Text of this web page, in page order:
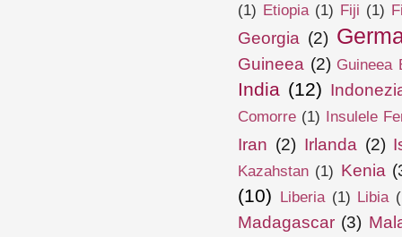
(1) Etiopia (1) Fiji (1)
Georgia (2)
Guineea (2) Guineea
India (12)
Comorre (1) Insulele
Iran (2) Irlanda (2)
Kazahstan (1) Kenia
(10) Liberia (1) Libia
Madagascar (3)